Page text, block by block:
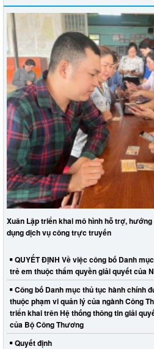
Xuân Lập triển khai mô hình hỗ trợ,
dụng dịch vụ công trực truyến
QUYẾT ĐỊNH Về việc công bố Danh
trẻ em thuộc thẩm quyền giải quyết của
Công bố Danh mục thủ tục hành chính
thuộc phạm vi quản lý của ngành Công
triển khai trên Hệ thống thông tin giải
của Bộ Công Thương
Quyết định